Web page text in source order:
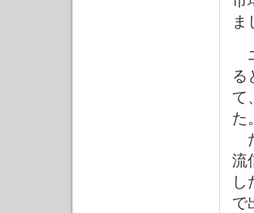
ま
る
て
た。
流
し
で